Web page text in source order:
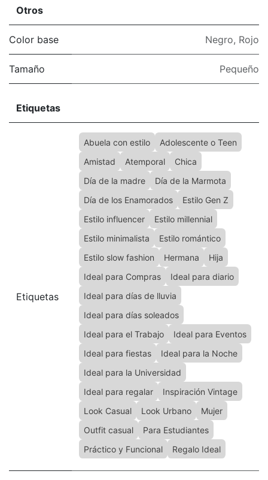
Otros
Color base Negro, Rojo
Tamaño Pequeño
Etiquetas
Etiquetas
Abuela con estilo
Adolescente o Teen
Amistad
Atemporal
Chica
Día de la madre
Día de la Marmota
Día de los Enamorados
Estilo Gen Z
Estilo influencer
Estilo millennial
Estilo minimalista
Estilo romántico
Estilo slow fashion
Hermana
Hija
Ideal para Compras
Ideal para diario
Ideal para días de lluvia
Ideal para días soleados
Ideal para el Trabajo
Ideal para Eventos
Ideal para fiestas
Ideal para la Noche
Ideal para la Universidad
Ideal para regalar
Inspiración Vintage
Look Casual
Look Urbano
Mujer
Outfit casual
Para Estudiantes
Práctico y Funcional
Regalo Ideal